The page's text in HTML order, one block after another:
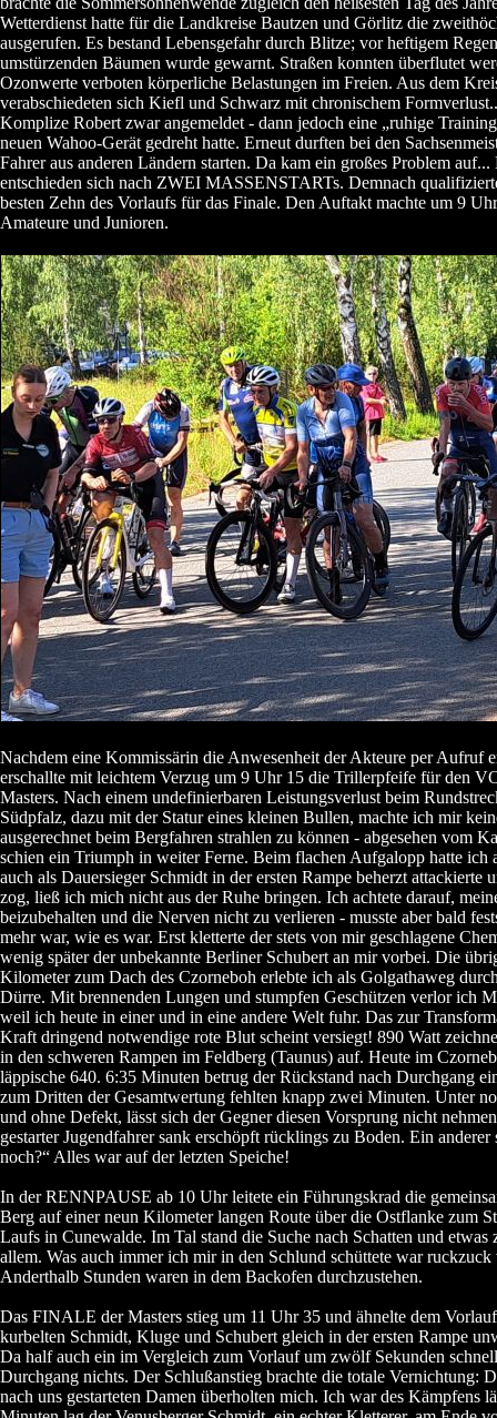
Wetterdienst hatte für die Landkreise Bautzen und Görlitz die
ausgerufen. Es bestand Lebensgefahr durch Blitze; vor heftigem
umstürzenden Bäumen wurde gewarnt. Straßen konnten überflutet
Ozonwerte verboten körperliche Belastungen im Freien. Aus dem
verabschiedeten sich Kiefl und Schwarz mit chronischem
Komplize Robert zwar angemeldet - dann jedoch eine „ruhige
neuen Wahoo-Gerät gedreht hatte. Erneut durften bei den
Fahrer aus anderen Ländern starten. Da kam ein großes Problem
entschieden sich nach ZWEI MASSENSTARTs. Demnach
besten Zehn des Vorlaufs für das Finale. Den Auftakt machte um 9
Amateure und Junioren.
Nachdem eine Kommissärin die Anwesenheit der Akteure per Aufruf
erschallte mit leichtem Verzug um 9 Uhr 15 die Trillerpfeife für den
Masters. Nach einem undefinierbaren Leistungsverlust beim
Südpfalz, dazu mit der Statur eines kleinen Bullen, machte ich mir
ausgerechnet beim Bergfahren strahlen zu können - abgesehen vom
schien ein Triumph in weiter Ferne. Beim flachen Aufgalopp hatte
auch als Dauersieger Schmidt in der ersten Rampe beherzt attackierte
zog, ließ ich mich nicht aus der Ruhe bringen. Ich achtete darauf,
beizubehalten und die Nerven nicht zu verlieren - musste aber bald
mehr war, wie es war. Erst kletterte der stets von mir geschlagene
wenig später der unbekannte Berliner Schubert an mir vorbei. Die
Kilometer zum Dach des Czorneboh erlebte ich als Golgathaweg
Dürre. Mit brennenden Lungen und stumpfen Geschützen verlor ich
weil ich heute in einer und in eine andere Welt fuhr. Das zur
Kraft dringend notwendige rote Blut scheint versiegt! 890 Watt
in den schweren Rampen im Feldberg (Taunus) auf. Heute im
läppische 640. 6:35 Minuten betrug der Rückstand nach Durchgang
zum Dritten der Gesamtwertung fehlten knapp zwei Minuten. Unter
und ohne Defekt, lässt sich der Gegner diesen Vorsprung nicht
gestarter Jugendfahrer sank erschöpft rücklings zu Boden. Ein anderer
noch?“ Alles war auf der letzten Speiche!
In der RENNPAUSE ab 10 Uhr leitete ein Führungskrad die
Berg auf einer neun Kilometer langen Route über die Ostflanke zum
Laufs in Cunewalde. Im Tal stand die Suche nach Schatten und etwas
allem. Was auch immer ich mir in den Schlund schüttete war ruckzuck
Anderthalb Stunden waren in dem Backofen durchzustehen.
Das FINALE der Masters stieg um 11 Uhr 35 und ähnelte dem
kurbelten Schmidt, Kluge und Schubert gleich in der ersten Rampe
Da half auch ein im Vergleich zum Vorlauf um zwölf Sekunden
Durchgang nichts. Der Schlußanstieg brachte die totale Vernichtung:
nach uns gestarteten Damen überholten mich. Ich war des Kämpfens